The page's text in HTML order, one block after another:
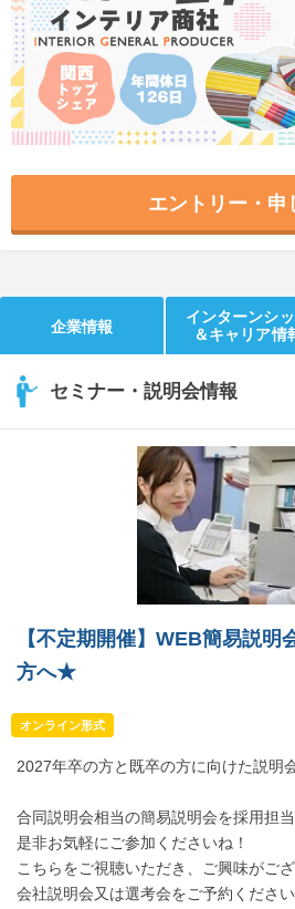
就活ニュースペーパー
就活時事ニュースを更新
エントリー・申
企業情報
インターンシ
＆キャリア情
セミナー・説明会情報
【不定期開催】WEB簡易説
方へ★
オンライン形式
2027年卒の方と既卒の方に向けた説明
合同説明会相当の簡易説明会を採用担当
是非お気軽にご参加くださいね！
こちらをご視聴いただき、ご興味がご
会社説明会又は選考会をご予約ください